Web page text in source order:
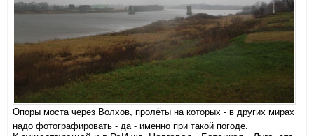
Опоры моста через Волхов, пролёты на которых - в других мирах
надо фотографировать - да - именно при такой погоде.